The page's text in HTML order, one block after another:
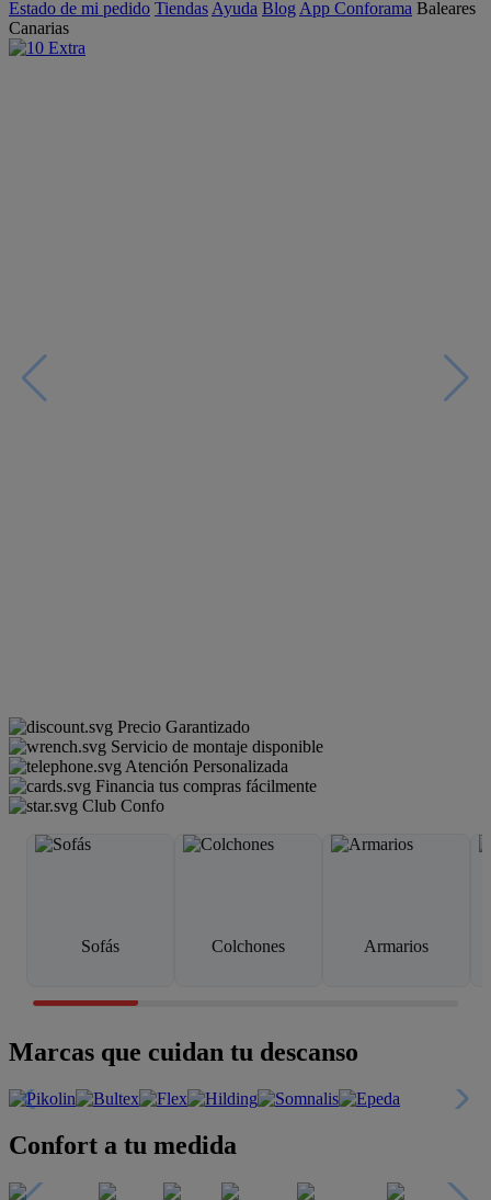
Estado de mi pedido Tiendas Ayuda Blog App Conforama Baleares
Canarias
Precio Garantizado
Servicio de montaje disponible
Atención Personalizada
Financia tus compras fácilmente
Club Confo
Sofás Colchones Armarios
Marcas que cuidan tu descanso
Confort a tu medida